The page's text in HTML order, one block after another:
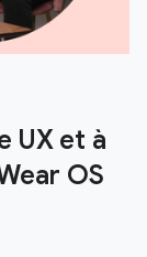
UX et à
OS